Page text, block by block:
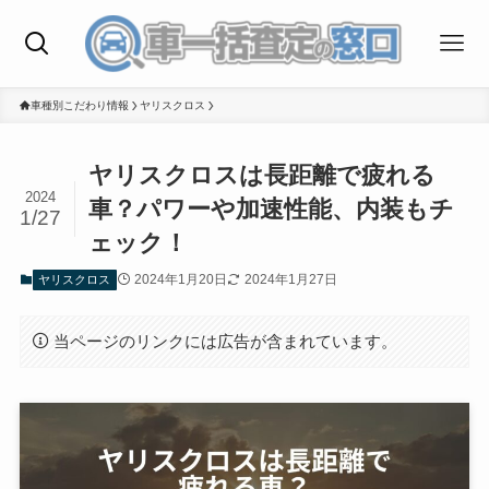
車種別こだわり情報 ヤリスクロス
ヤリスクロスは長距離で疲れる
車？パワーや加速性能、内装もチ
ェック！
2024
1/27
ヤリスクロス 2024年1月20日 2024年1月27日
当ページのリンクには広告が含まれています。